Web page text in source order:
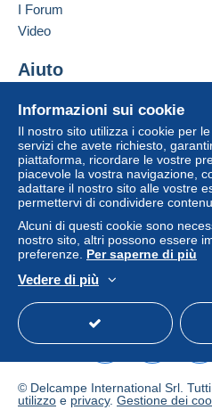
Informazioni sui cookie
Il nostro sito utilizza i cookie per
servizi che avete richiesto,
piattaforma, ricordare le vostre
piacevole la vostra navigazione,
adattare il nostro sito alle vostre
permettervi di condividere
Alcuni di questi cookie sono
nostro sito, altri possono essere
preferenze. Per saperne di più
Vedere di più
I Forum
Video
Aiuto
Acquistare su Delcampe
Vendere su Delcampe
Un sito sicuro
© Delcampe International Srl.
utilizzo e privacy. Gestione dei